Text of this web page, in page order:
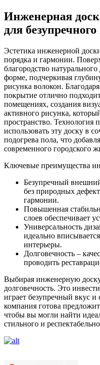
Инженерная
для
Эстетика инженерной
порядка и гармонии.
благородство
форме, подчеркивая
рисунка волокон.
покрытие отлично
помещениях, создания
активного рисунка,
пространство. Технология
использовать эту доску в
подогрева пола, что
современного городского
Ключевые преимущества
Безупречный
без природных
гармонии.
Повышенная
слоев обеспечивает
Универсальность
идеально
интерьеры.
Долговечность –
проводить
Выбирая инженерную
долговечность. Это
играет безупречный вкус
компания готова
чтобы вы могли найти
стильного и